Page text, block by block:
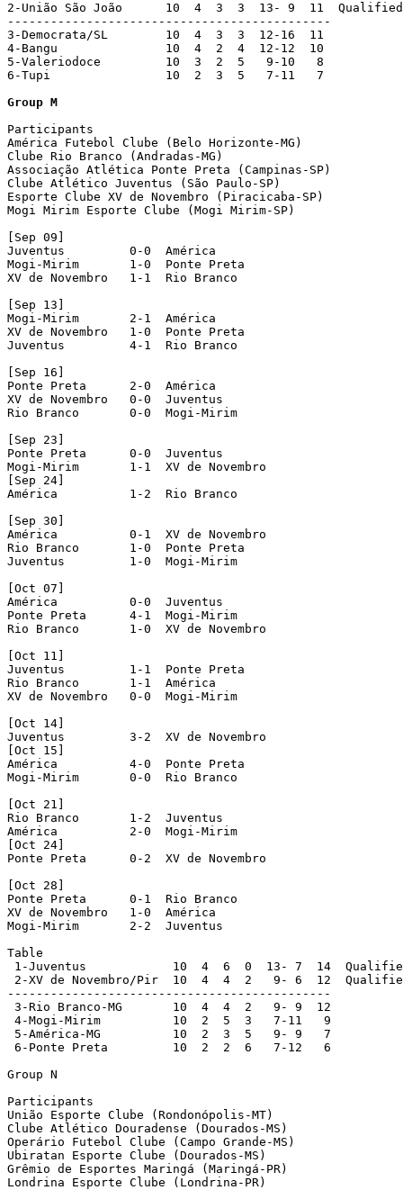
Participants
América Futebol Clube (Belo Horizonte-MG)
Clube Rio Branco (Andradas-MG)
Associação Atlética Ponte Preta (Campinas-SP)
Clube Atlético Juventus (São Paulo-SP)
Esporte Clube XV de Novembro (Piracicaba-SP)
Mogi Mirim Esporte Clube (Mogi Mirim-SP)
[Sep 09]
Juventus         0-0  América
Mogi-Mirim       1-0  Ponte Preta
XV de Novembro   1-1  Rio Branco
[Sep 13]
Mogi-Mirim       2-1  América
XV de Novembro   1-0  Ponte Preta
Juventus         4-1  Rio Branco
[Sep 16]
Ponte Preta      2-0  América
XV de Novembro   0-0  Juventus
Rio Branco       0-0  Mogi-Mirim
[Sep 23]
Ponte Preta      0-0  Juventus
Mogi-Mirim       1-1  XV de Novembro
[Sep 24]
América          1-2  Rio Branco
[Sep 30]
América          0-1  XV de Novembro
Rio Branco       1-0  Ponte Preta
Juventus         1-0  Mogi-Mirim
[Oct 07]
América          0-0  Juventus
Ponte Preta      4-1  Mogi-Mirim
Rio Branco       1-0  XV de Novembro
[Oct 11]
Juventus         1-1  Ponte Preta
Rio Branco       1-1  América
XV de Novembro   0-0  Mogi-Mirim
[Oct 14]
Juventus         3-2  XV de Novembro
[Oct 15]
América          4-0  Ponte Preta
Mogi-Mirim       0-0  Rio Branco
[Oct 21]
Rio Branco       1-2  Juventus
América          2-0  Mogi-Mirim
[Oct 24]
Ponte Preta      0-2  XV de Novembro
[Oct 28]
Ponte Preta      0-1  Rio Branco
XV de Novembro   1-0  América
Mogi-Mirim       2-2  Juventus
Table
1-Juventus            10  4  6  0  13- 7  14
2-XV de Novembro/Pir  10  4  4  2   9- 6  12
---------------------------------------------
3-Rio Branco-MG       10  4  4  2   9- 9  12
4-Mogi-Mirim          10  2  5  3   7-11   9
5-América-MG          10  2  3  5   9- 9   7
6-Ponte Preta         10  2  2  6   7-12   6
Group N
Participants
União Esporte Clube (Rondonópolis-MT)
Clube Atlético Douradense (Dourados-MS)
Operário Futebol Clube (Campo Grande-MS)
Ubiratan Esporte Clube (Dourados-MS)
Grêmio de Esportes Maringá (Maringá-PR)
Londrina Esporte Clube (Londrina-PR)